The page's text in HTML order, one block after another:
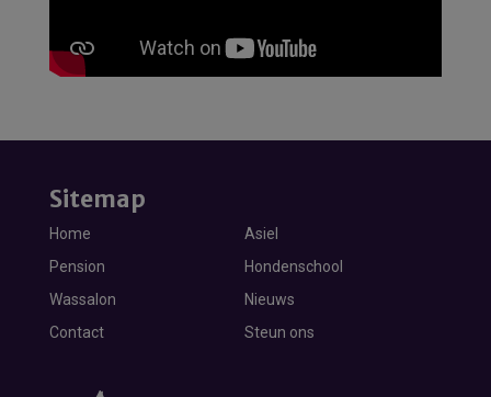
Sitemap
Home
Asiel
Pension
Hondenschool
Wassalon
Nieuws
Contact
Steun ons